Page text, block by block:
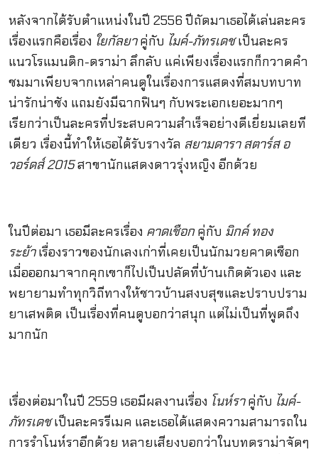
หลังจากได้รับตำแหน่งในปี 2556 ปีถัดมาเธอได้เล่นละคร
เรื่องแรกคือเรื่อง ใยกัลยาคู่กับ ไมค์-ภัทรเดชเป็นละคร
แนวโรแมนติก-ดราม่า ลึกลับ แค่เพียงเรื่องแรกก็กวาดคำ
ชมมาเพียบจากเหล่าคนดูในเรื่องการแสดงที่สมบทบาท
น่ารักน่าชัง แถมยังมีฉากฟินๆ กับพระเอกเยอะมากๆ
เรียกว่าเป็นละครที่ประสบความสำเร็จอย่างดีเยี่ยมเลยที
เดียว เรื่องนี้ทำให้เธอได้รับรางวัล สยามดารา สตาร์ส อ
วอร์ดส์ 2015สาขานักแสดงดาวรุ่งหญิง อีกด้วย
ในปีต่อมา เธอมีละครเรื่อง คาดเชือกคู่กับ มิกค์ ทอง
ระย้าเรื่องราวของนักเลงเก่าที่เคยเป็นนักมวยคาดเชือก
เมื่อออกมาจากคุกเขาก็ไปเป็นปลัดที่บ้านเกิดตัวเอง และ
พยายามทำทุกวิถีทางให้ชาวบ้านสงบสุขและปราบปราม
ยาเสพติด เป็นเรื่องที่คนดูบอกว่าสนุก แต่ไม่เป็นที่พูดถึง
มากนัก
เรื่องต่อมาในปี 2559 เธอมีผลงานเรื่อง โนห์ราคู่กับ ไมค์-
ภัทรเดชเป็นละครรีเมค และเธอได้แสดงความสามารถใน
การรำโนห์ราอีกด้วย หลายเสียงบอกว่าในบทดราม่าจัดๆ